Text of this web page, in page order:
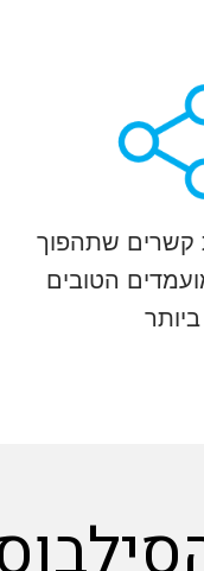
קשרים שתהפוך
הטובים
ביותר